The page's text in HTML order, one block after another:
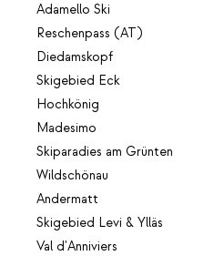
Adamello Ski
Reschenpass (AT)
Diedamskopf
Skigebied Eck
Hochkönig
Madesimo
Skiparadies am Grünten
Wildschönau
Andermatt
Skigebied Levi & Ylläs
Val d'Anniviers